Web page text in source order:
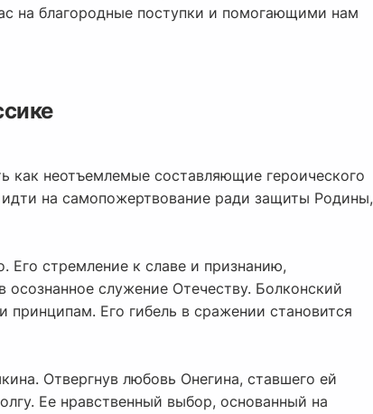
на благородные поступки и помогающими нам
как неотъемлемые составляющие героического
на самопожертвование ради защиты Родины,
стремление к славе и признанию,
служение Отечеству. Болконский
принципам. Его гибель в сражении становится
Отвергнув любовь Онегина, ставшего ей
Ее нравственный выбор, основанный на